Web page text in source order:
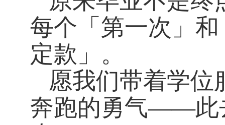
每个「第一次」
定款」。
愿我们带着学位
奔跑的勇气——此